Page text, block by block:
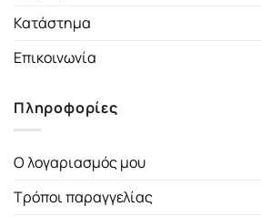
Κατάστημα
Επικοινωνία
Πληροφορίες
Ο λογαριασμός μου
Τρόποι παραγγελίας